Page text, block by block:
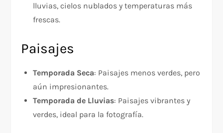
lluvias, cielos nublados y temperaturas más
frescas.
Paisajes
Temporada Seca: Paisajes menos verdes, pero
aún impresionantes.
Temporada de Lluvias: Paisajes vibrantes y
verdes, ideal para la fotografía.